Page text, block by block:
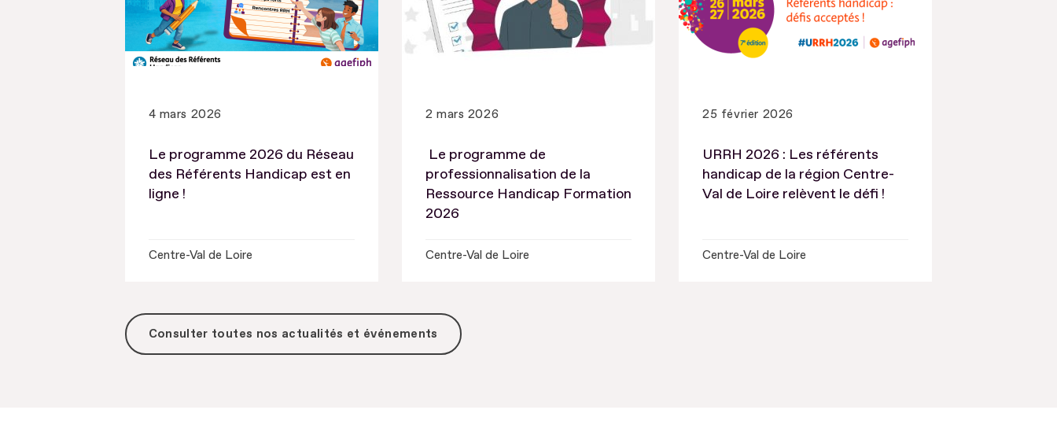
4 mars 2026
Le programme 2026 du Réseau
des Référents Handicap est en
ligne !
Centre-Val de Loire
2 mars 2026
Le programme de
professionnalisation de la
Ressource Handicap Formation
2026
Centre-Val de Loire
25 février 2026
URRH 2026 : Les référents
handicap de la région Centre-
Val de Loire relèvent le défi !
Centre-Val de Loire
Consulter toutes nos actualités et événements